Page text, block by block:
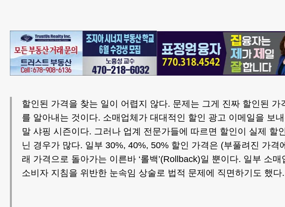
할인된 가격을 찾는 일이 어렵지 않다. 문제는 그게 진짜 할인된 가
를 알아내는 것이다. 소매업체가 대대적인 할인 광고 이메일을 보
말 샤핑 시즌이다. 그러나 업계 전문가들에 따르면 할인이 실제 할
닌 경우가 많다. 일부 30%, 40%, 50% 할인 가격은 (부풀려진 가격
래 가격으로 돌아가는 이른바 ‘롤백’(Rollback)일 뿐이다. 일부 소매
소비자 지침을 위반한 눈속임 상술로 법적 문제에 직면하기도 했다.